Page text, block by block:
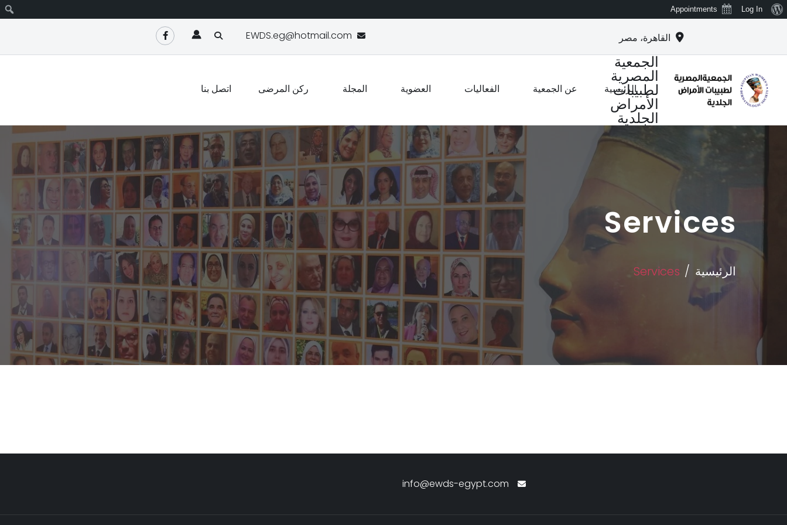
نبذة عن ووردبريس
Log In
Appointments
القاهرة، مصر EWDS.eg@hotmail.com
الجمعية
المصرية
لطبيبات
الأمراض
الجلدية
الرئيسية عن الجمعية الفعاليات العضوية المجلة ركن المرضى اتصل بنا
Services
الرئيسية Services
info@ewds-egypt.com